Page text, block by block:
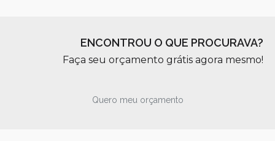
ENCONTROU O QUE PROCURAVA?
Faça seu orçamento grátis agora mesmo!
Quero meu orçamento